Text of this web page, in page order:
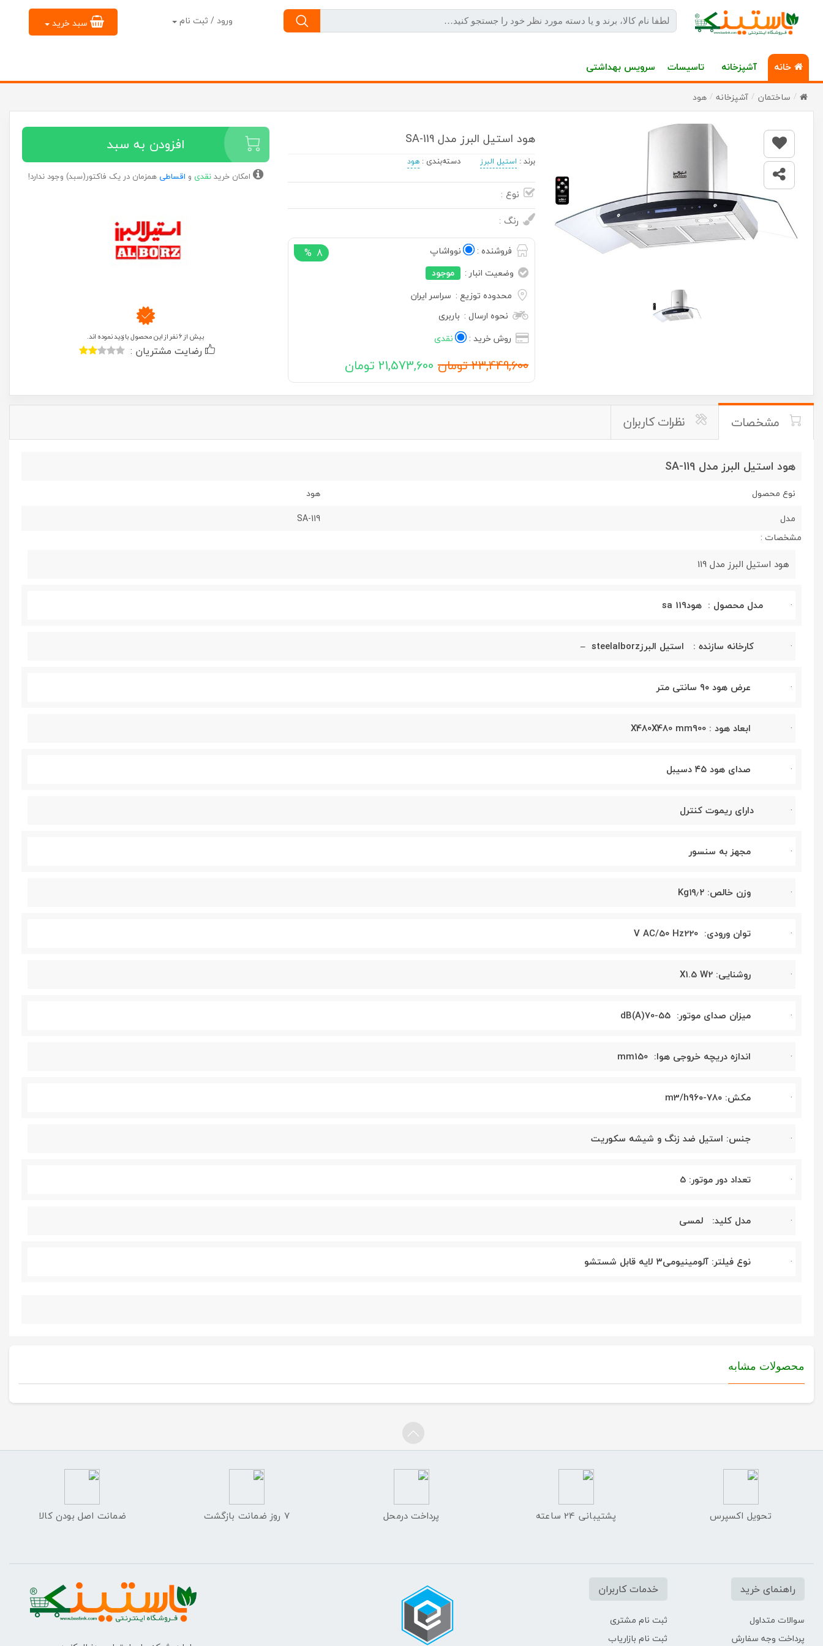
ورود / ثبت نام سبد خرید
خانه آشپزخانه تاسیسات سرویس بهداشتی
ساختمان آشپزخانه هود
هود استیل البرز مدل SA-119
برند: استیل البرز دسته‌بندی : هود
نوع :
رنگ :
8
% فروشنده :
نوواشاپ
وضعیت انبار :
موجود
محدوده توزیع : سراسر ایران
نحوه ارسال : باربری
روش خرید :
نقدی
23,449,600 تومان 21,573,600 تومان
افزودن به سبد
امکان خریدنقدی و اقساطی همزمان در یک فاکتور(سبد) وجود ندارد!
بیش از 6 نفر از این محصول بازدید نموده اند.
رضایت مشتریان :
مشخصات نظرات کاربران
هود استیل البرز مدل SA-119
نوع محصول
هود
مدل
SA-119
مشخصات :
هود استیل البرز مدل 119
· مدل محصول : هودsa 119
· کارخانه سازنده : استیل البرز– steelalborz
· عرض هود۹۰ سانتی متر
· ابعاد هود : 900 X480X480 mm
· صدای هود۴۵دسیبل
· دارای ریموت کنترل
· مجهز به سنسور
· وزن خالص: ۱۹٫۲ Kg
· توان ورودی: 220 V AC/50 Hz
· روشنایی: 2 X1.5 W
· میزان صدای موتور: 55-70 dB(A)
· اندازه دریچه خروجی هوا: 150 mm
· مکش: ۷۸۰-۹۶۰ m3/h
· جنس: استیل ضد زنگ و شیشه سکوریت
· تعداد دور موتور: 5
· مدل کلید: لمسی
· نوع فیلتر: آلومینیومی۳ لایه قابل شستشو
محصولات مشابه
تحویل اکسپرس پشتیبانی 24 ساعته پرداخت درمحل ۷ روز ضمانت بازگشت ضمانت اصل بودن کالا
راهنمای خرید
سوالات متداول
پرداخت وجه سفارش
خدمات کاربران
ثبت نام مشتری
ثبت نام بازاریاب